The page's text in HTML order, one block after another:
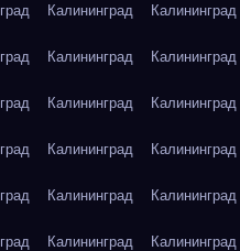
Калининград Калининград
Калининград Калининград
Калининград Калининград
Калининград Калининград
Калининград Калининград
Калининград Калининград